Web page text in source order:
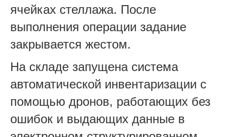
ячейках стеллажа. После
выполнения операции задание
закрывается жестом.
На складе запущена система
автоматической инвентаризации с
помощью дронов, работающих без
ошибок и выдающих данные в